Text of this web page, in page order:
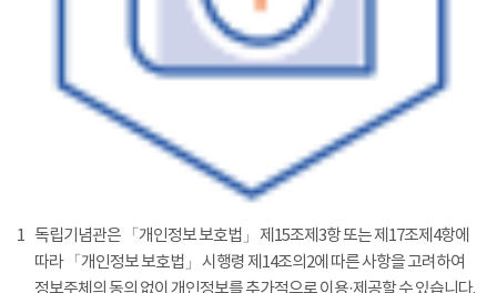
1 독립기념관은 「개인정보 보호법」 제15조제3항 또는 제17조제4항에
따라 「개인정보 보호법」 시행령 제14조의2에 따른 사항을 고려하여